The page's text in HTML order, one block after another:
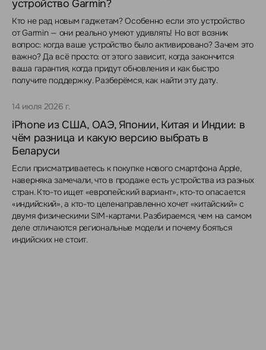
устройство Garmin?
Кто не рад новым гаджетам? Особенно если это устройство
от Garmin — они реально умеют удивлять! Но вот возник
вопрос: когда ваше устройство было активировано? Зачем это
важно? Да всё просто: от этого зависит, когда закончится
ваша гарантия, когда придут обновления и как быстро
получите поддержку. Разберёмся, как найти эту дату.
14 июля 2026 г.
iPhone из США, ОАЭ, Японии, Китая и Индии: в
чём разница и какую версию выбрать в
Беларуси
Если присматриваетесь к покупке нового смартфона Apple,
наверняка замечали, что в продаже есть устройства из разных
стран. Кто-то ищет «европейский вариант», кто-то опасается
«индийский», а кто-то целенаправленно хочет «китайский» с
двумя физическими SIM-картами. Разбираемся, чем на самом
деле отличаются региональные модели и почему бояться
индийских не стоит.